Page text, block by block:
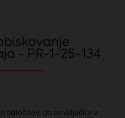
- PR-1-25-134
odločitev, da se vključite v